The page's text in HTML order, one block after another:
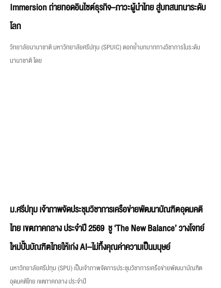
Immersion ถ่ายทอดอินไซต์ธุรกิจ–ภาวะผู้นำไทย สู่บทสนทนาระดับ
โลก
วิทยาลัยนานาชาติ มหาวิทยาลัยศรีปทุม (SPUIC) ตอกย้ำบทบาททางวิชาการในระดับ
นานาชาติ โดย
ม.ศรีปทุม เจ้าภาพจัดประชุมวิชาการเครือข่ายพัฒนาบัณฑิตอุดมคติ
ไทย เขตภาคกลาง ประจำปี 2569 ชู ‘The New Balance’ วางโจทย์
ใหม่ปั้นบัณฑิตไทยให้เก่ง AI–ไม่ทิ้งคุณค่าความเป็นมนุษย์
มหาวิทยาลัยศรีปทุม (SPU) เป็นเจ้าภาพจัดการประชุมวิชาการเครือข่ายพัฒนาบัณฑิต
อุดมคติไทย เขตภาคกลาง ประจำปี